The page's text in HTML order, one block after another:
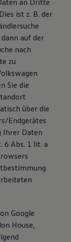
an Dritte
ist z. B. der
auf der
nach
zu
Sie die
über die
Endgerätes
Ihrer Daten
6 Abs. 1 lit. a
Google
House,